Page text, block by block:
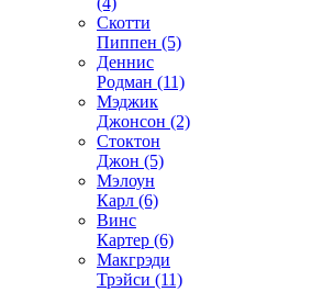
Скотти
Пиппен (5)
Деннис
Родман (11)
Мэджик
Джонсон (2)
Стоктон
Джон (5)
Мэлоун
Карл (6)
Винс
Картер (6)
Макгрэди
Трэйси (11)